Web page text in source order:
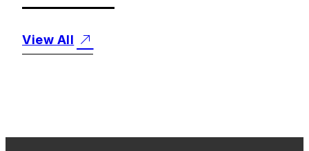
View All